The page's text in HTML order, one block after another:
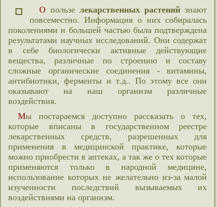
О пользе лекарственных растений знают
повсеместно. Информация о них собиралась
поколениями и большей частью была подтверждена
результатами научных исследований. Они содержат
в себе биологически активные действующие
вещества, различные по строению и составу
сложные органические соединения - витамины,
антибиотики, ферменты и т.д.. По этому все они
оказывают на наш организм различные
воздействия.
Мы постараемся доступно рассказать о тех,
которые вписаны в государственном реестре
лекарственных средств, разрешенных для
применения в медицинской практике, которые
можно приобрести в аптеках, а так же о тех которые
применяются только в народной медицине,
использование которых не желательно из-за малой
изученности последствий вызываемых их
воздействиями на организм.